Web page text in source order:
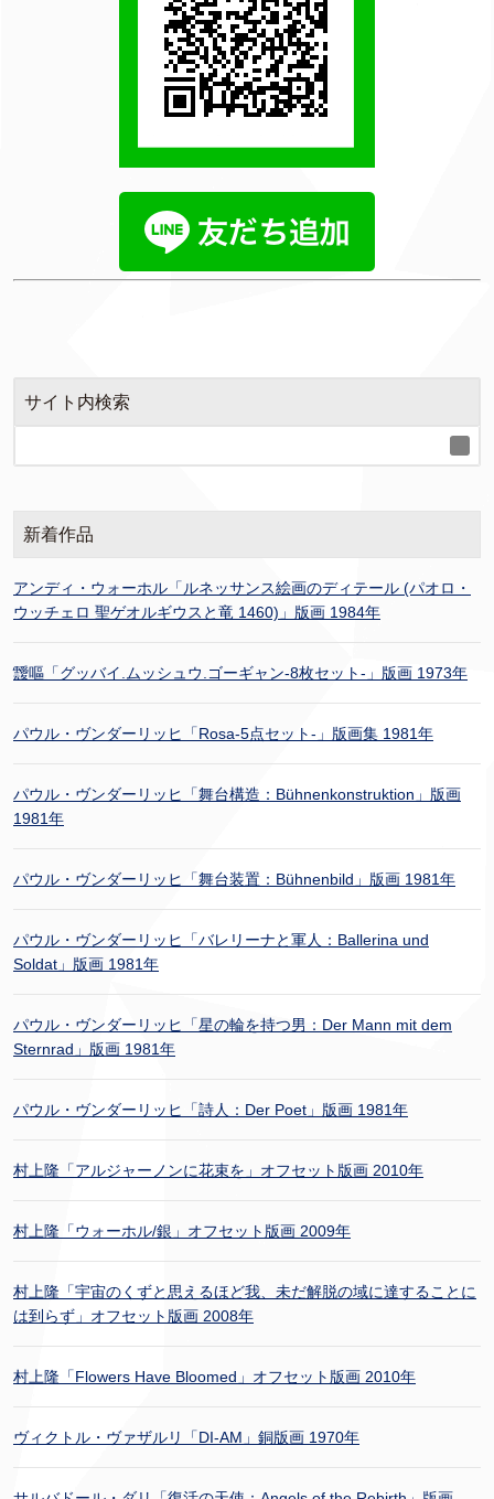
サイト内検索
新着作品
アンディ・ウォーホル「ルネッサンス絵画のディテール (パオロ・
ウッチェロ 聖ゲオルギウスと竜 1460)」版画 1984年
靉嘔「グッバイ.ムッシュウ.ゴーギャン-8枚セット-」版画 1973年
パウル・ヴンダーリッヒ「Rosa-5点セット-」版画集 1981年
パウル・ヴンダーリッヒ「舞台構造：Bühnenkonstruktion」版画
1981年
パウル・ヴンダーリッヒ「舞台装置：Bühnenbild」版画 1981年
パウル・ヴンダーリッヒ「バレリーナと軍人：Ballerina und
Soldat」版画 1981年
パウル・ヴンダーリッヒ「星の輪を持つ男：Der Mann mit dem
Sternrad」版画 1981年
パウル・ヴンダーリッヒ「詩人：Der Poet」版画 1981年
村上隆「アルジャーノンに花束を」オフセット版画 2010年
村上隆「ウォーホル/銀」オフセット版画 2009年
村上隆「宇宙のくずと思えるほど我、未だ解脱の域に達することに
は到らず」オフセット版画 2008年
村上隆「Flowers Have Bloomed」オフセット版画 2010年
ヴィクトル・ヴァザルリ「DI-AM」銅版画 1970年